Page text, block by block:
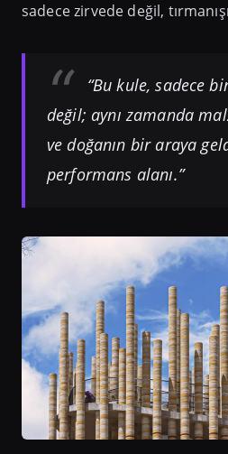
sadece zirvede değil,
“Bu kule, sadece
değil; aynı zamanda
ve doğanın bir araya
performans alanı.”